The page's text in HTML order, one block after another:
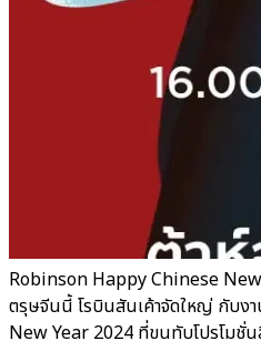
Robinson Happy Chinese
ตรุษจีนนี้ โรบินสันเค้าจัดใหญ่ กับ
New Year 2024 ที่ขนทับโปรโมชั่